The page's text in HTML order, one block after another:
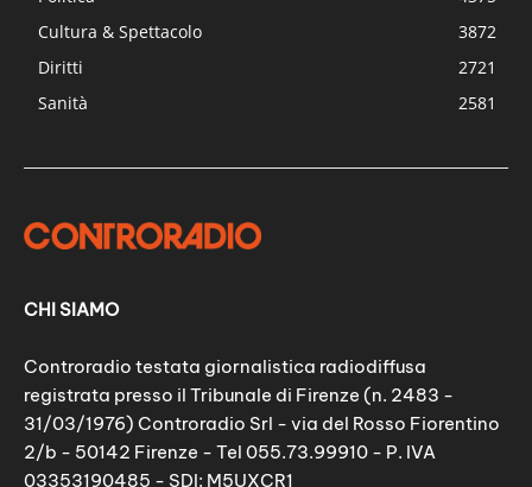
Cultura & Spettacolo
3872
Diritti
2721
Sanità
2581
CHI SIAMO
Controradio testata giornalistica radiodiffusa
registrata presso il Tribunale di Firenze (n. 2483 -
31/03/1976) Controradio Srl - via del Rosso Fiorentino
2/b - 50142 Firenze - Tel 055.73.99910 - P. IVA
03353190485 - SDI: M5UXCR1